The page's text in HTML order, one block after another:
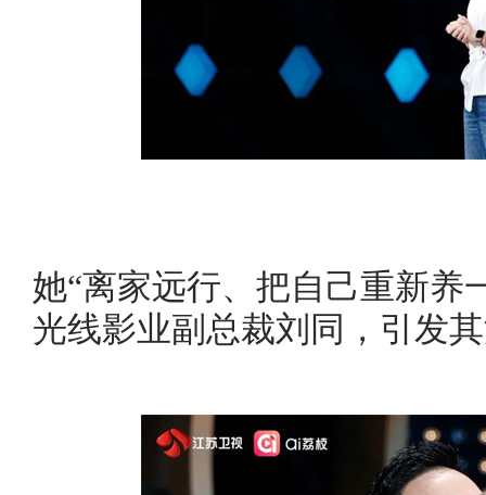
她“离家远行、把自己重新养
光线影业副总裁刘同，引发